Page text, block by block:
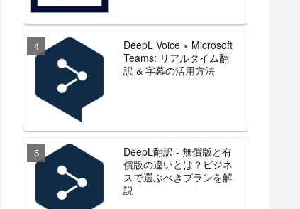
DeepL Voice × Microsoft
Teams: リアルタイム翻
訳 & 字幕の活用方法
DeepL翻訳 - 無償版と有
償版の違いとは？ビジネ
スで選ぶべきプランを解
説